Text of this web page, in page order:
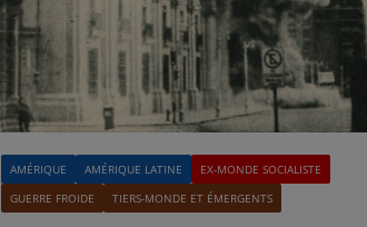
AMÉRIQUE AMÉRIQUE LATINE
EX-MONDE SOCIALISTE
GUERRE FROIDE
TIERS-MONDE ET ÉMERGENTS